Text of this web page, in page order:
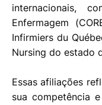
internacionais,
Enfermagem
Infirmiers du
Nursing do estado
Essas afiliações
sua competência